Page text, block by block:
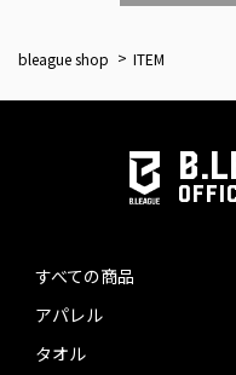
bleague shop ITEM
すべての商品
アパレル
タオル